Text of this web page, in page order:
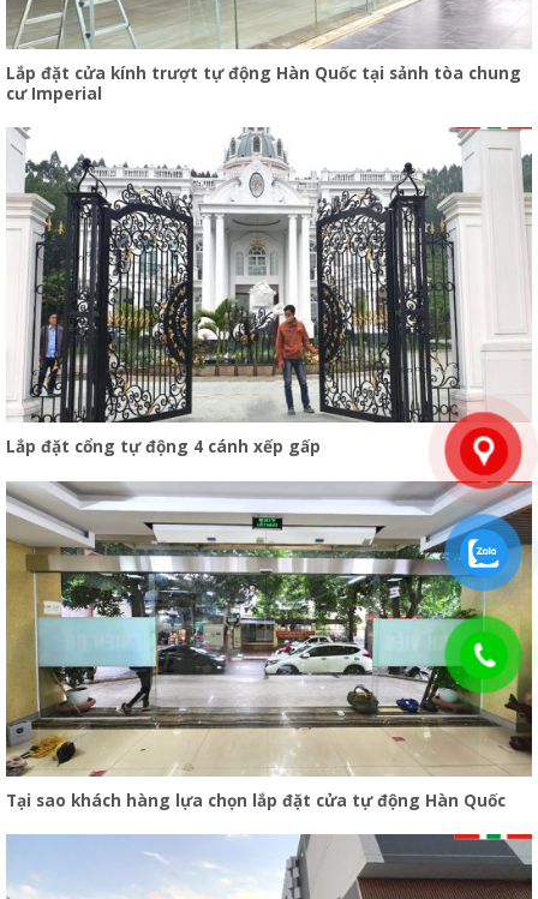
Lắp đặt cửa kính trượt tự động Hàn Quốc tại sảnh tòa chung
cư Imperial
Lắp đặt cổng tự động 4 cánh xếp gấp
Tại sao khách hàng lựa chọn lắp đặt cửa tự động Hàn Quốc